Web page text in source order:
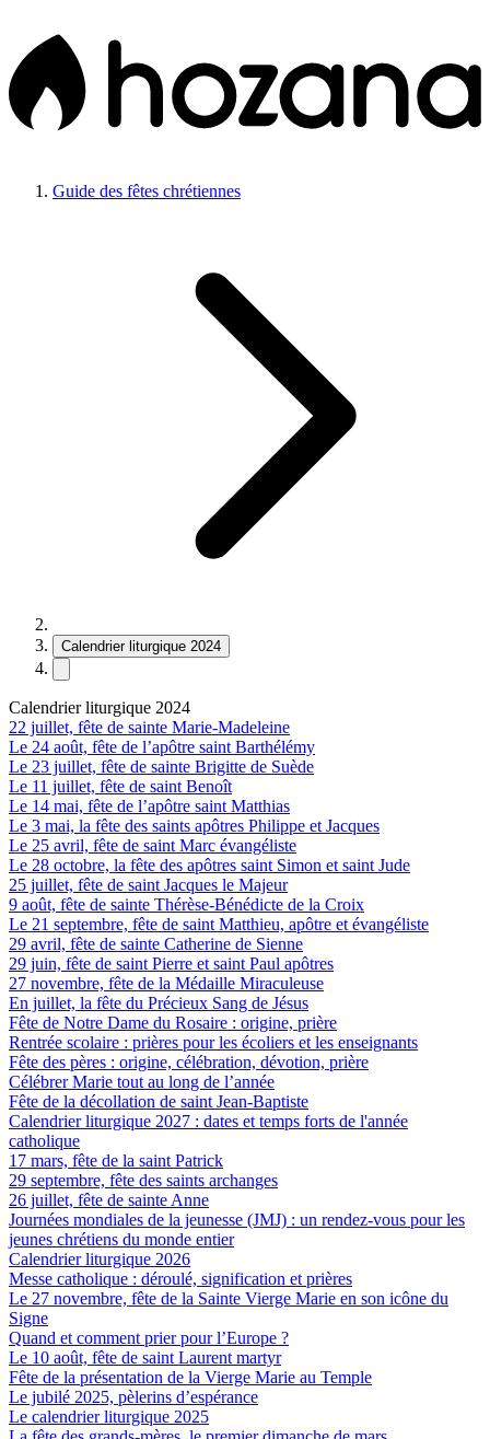
Guide des fêtes chrétiennes
Calendrier liturgique 2024
Calendrier liturgique 2024
22 juillet, fête de sainte Marie-Madeleine
Le 24 août, fête de l’apôtre saint Barthélémy
Le 23 juillet, fête de sainte Brigitte de Suède
Le 11 juillet, fête de saint Benoît
Le 14 mai, fête de l’apôtre saint Matthias
Le 3 mai, la fête des saints apôtres Philippe et Jacques
Le 25 avril, fête de saint Marc évangéliste
Le 28 octobre, la fête des apôtres saint Simon et saint Jude
25 juillet, fête de saint Jacques le Majeur
9 août, fête de sainte Thérèse-Bénédicte de la Croix
Le 21 septembre, fête de saint Matthieu, apôtre et évangéliste
29 avril, fête de sainte Catherine de Sienne
29 juin, fête de saint Pierre et saint Paul apôtres
27 novembre, fête de la Médaille Miraculeuse
En juillet, la fête du Précieux Sang de Jésus
Fête de Notre Dame du Rosaire : origine, prière
Rentrée scolaire : prières pour les écoliers et les enseignants
Fête des pères : origine, célébration, dévotion, prière
Célébrer Marie tout au long de l’année
Fête de la décollation de saint Jean-Baptiste
Calendrier liturgique 2027 : dates et temps forts de l'année
catholique
17 mars, fête de la saint Patrick
29 septembre, fête des saints archanges
26 juillet, fête de sainte Anne
Journées mondiales de la jeunesse (JMJ) : un rendez-vous pour les
jeunes chrétiens du monde entier
Calendrier liturgique 2026
Messe catholique : déroulé, signification et prières
Le 27 novembre, fête de la Sainte Vierge Marie en son icône du
Signe
Quand et comment prier pour l’Europe ?
Le 10 août, fête de saint Laurent martyr
Fête de la présentation de la Vierge Marie au Temple
Le jubilé 2025, pèlerins d’espérance
Le calendrier liturgique 2025